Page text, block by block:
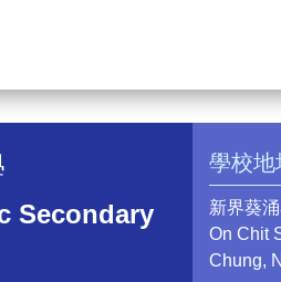
Secondary
學校地
新界葵
On Chit
Chung,